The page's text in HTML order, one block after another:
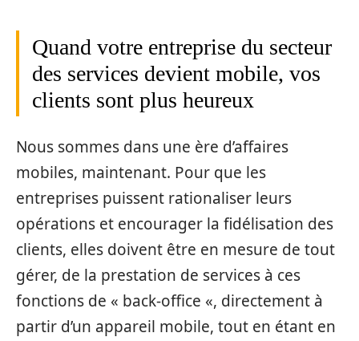
Quand votre entreprise du secteur
des services devient mobile, vos
clients sont plus heureux
Nous sommes dans une ère d’affaires
mobiles, maintenant. Pour que les
entreprises puissent rationaliser leurs
opérations et encourager la fidélisation des
clients, elles doivent être en mesure de tout
gérer, de la prestation de services à ces
fonctions de « back-office «, directement à
partir d’un appareil mobile, tout en étant en